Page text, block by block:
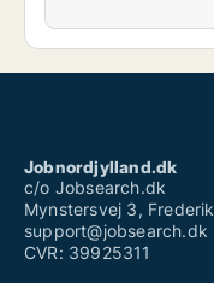
Jobnordjylland.dk
c/o Jobsearch.dk
Mynstersvej 3,
support@jobsearch.dk
CVR: 39925311